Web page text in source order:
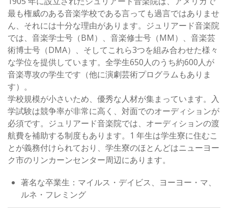
最も権威のある音楽学校である言っても過言ではありませ
ん、それには十分な理由があります。ジュリアード音楽院
では、音楽学士号（BM）、音楽修士号（MM）、音楽芸
術博士号（DMA）、そしてこれら3つを組み合わせた様々
な学位を提供しています。全学生650人のうち約600人が
音楽専攻の学生です（他に演劇芸術プログラムもありま
す）。
学校規模が小さいため、優秀な人材が集まっています。入
学試験は競争率が非常に高く、対面でのオーディションが
必須です。ジュリアード音楽院では、オーディションの渡
航費を補助する制度もあります。1 年生は学生寮に住むこ
とが義務付けられており、学生寮のほとんどはニューヨー
ク市のリンカーンセンター周辺にあります。
著名な卒業生：マイルス・デイビス、ヨーヨー・マ、
ルネ・フレミング